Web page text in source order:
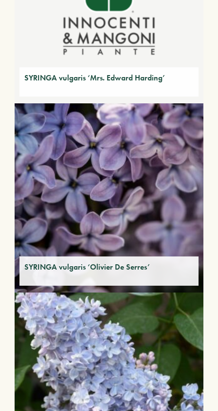
SYRINGA vulgaris ‘Mrs. Edward Harding’
SYRINGA vulgaris ‘Olivier De Serres’